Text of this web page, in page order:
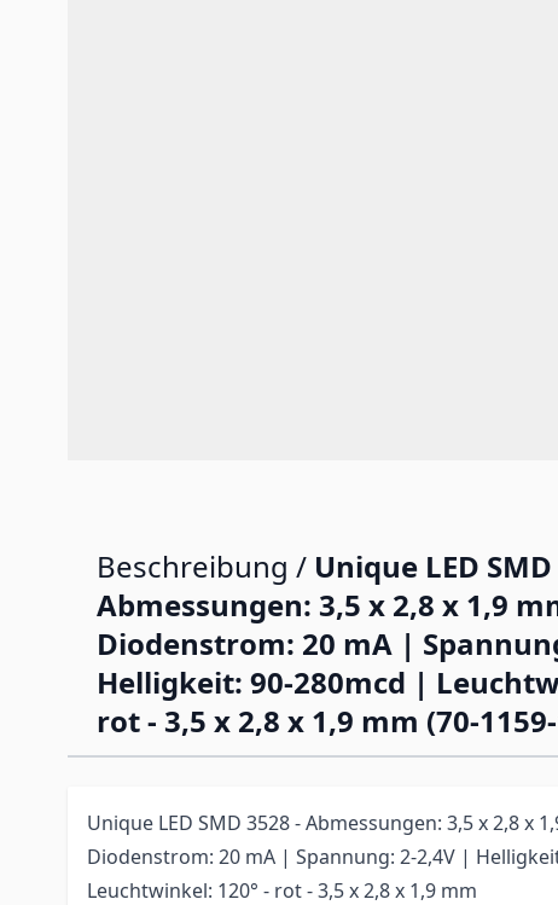
Beschreibung / Unique LED
Abmessungen: 3,5 x 2,8 x 1,9
Diodenstrom: 20 mA |
Helligkeit: 90-280mcd |
rot - 3,5 x 2,8 x 1,9 mm (70-
Unique LED SMD 3528 - Abmessungen: 3,5 x 2,8 x
Diodenstrom: 20 mA | Spannung: 2-2,4V |
Leuchtwinkel: 120° - rot - 3,5 x 2,8 x 1,9 mm